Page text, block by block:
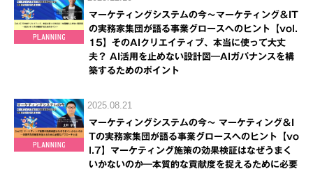
マーケティングシステムの今～マーケティング＆IT
の実務家集団が語る事業グロースへのヒント【vol.
15】そのAIクリエイティブ、本当に使って大丈
夫？ AI活用を止めない設計図―AIガバナンスを構
築するためのポイント
2025.08.21
マーケティングシステムの今～ マーケティング＆I
Tの実務家集団が語る事業グロースへのヒント【vo
l.7】マーケティング施策の効果検証はなぜうまく
いかないのか―本質的な貢献度を捉えるために必要